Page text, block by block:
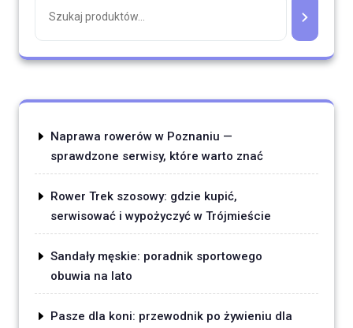
Naprawa rowerów w Poznaniu —
sprawdzone serwisy, które warto znać
Rower Trek szosowy: gdzie kupić,
serwisować i wypożyczyć w Trójmieście
Sandały męskie: poradnik sportowego
obuwia na lato
Pasze dla koni: przewodnik po żywieniu dla